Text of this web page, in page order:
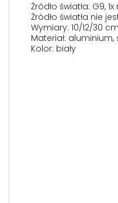
Źródło światła: G9,
Źródło światła nie
Wymiary: 10/12/30 cm
Materiał: aluminium,
Kolor: biały